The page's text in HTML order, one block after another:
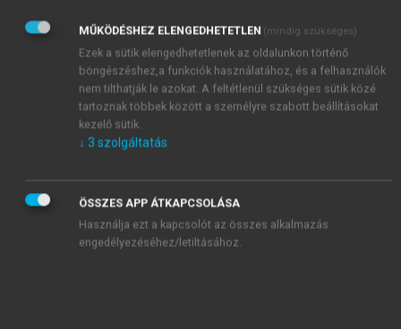
nagy.
MŰKÖDÉSHEZ ELENGEDHETETLEN (mindig szükséges)
Ezek a sütik elengedhetetlenek az oldalunkon történő
böngészéshez,a funkciók használatához, és a felhasználók
nem tilthatják le azokat. A feltétlenül szükséges sütik közé
tartoznak többek között a személyre szabott beállításokat
kezelő sütik.
↓ 3 szolgáltatás
ÖSSZES APP ÁTKAPCSOLÁSA
Használja ezt a kapcsolót az összes alkalmazás
engedélyezéséhez/letiltásához.